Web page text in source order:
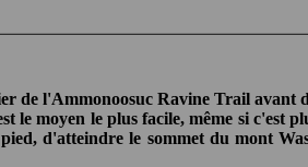
de l'Ammonoosuc Ravine Trail
moyen le plus facile, même si c'est
d'atteindre le sommet du mont